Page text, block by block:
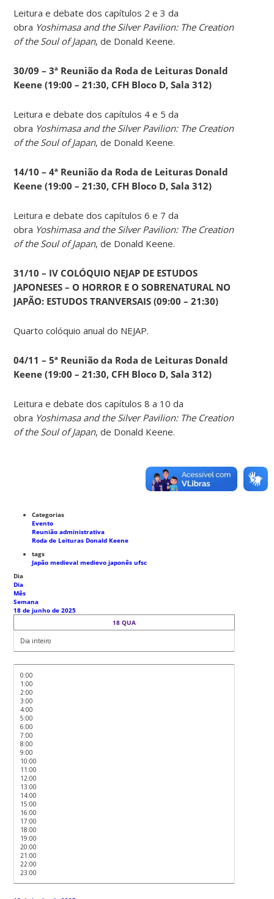
Leitura e debate dos capítulos 2 e 3 da
obra Yoshimasa and the Silver Pavilion: The Creation
of the Soul of Japan, de Donald Keene.
30/09 – 3ª Reunião da Roda de Leituras Donald
Keene (19:00 – 21:30, CFH Bloco D, Sala 312)
Leitura e debate dos capítulos 4 e 5 da
obra Yoshimasa and the Silver Pavilion: The Creation
of the Soul of Japan, de Donald Keene.
14/10 – 4ª Reunião da Roda de Leituras Donald
Keene (19:00 – 21:30, CFH Bloco D, Sala 312)
Leitura e debate dos capítulos 6 e 7 da
obra Yoshimasa and the Silver Pavilion: The Creation
of the Soul of Japan, de Donald Keene.
31/10 – IV COLÓQUIO NEJAP DE ESTUDOS
JAPONESES – O HORROR E O SOBRENATURAL NO
JAPÃO: ESTUDOS TRANVERSAIS (09:00 – 21:30)
Quarto colóquio anual do NEJAP.
04/11 – 5ª Reunião da Roda de Leituras Donald
Keene (19:00 – 21:30, CFH Bloco D, Sala 312)
Leitura e debate dos capítulos 8 a 10 da
obra Yoshimasa and the Silver Pavilion: The Creation
of the Soul of Japan, de Donald Keene.
Categorias
Evento
Reunião administrativa
Roda de Leituras Donald Keene
tags
Japão medievalmedievo japonêsufsc
Dia
Dia
Mês
Semana
18 de junho de 2025
18 QUA
Dia inteiro
0:00
1:00
2:00
3:00
4:00
5:00
6:00
7:00
8:00
9:00
10:00
11:00
12:00
13:00
14:00
15:00
16:00
17:00
18:00
19:00
20:00
21:00
22:00
23:00